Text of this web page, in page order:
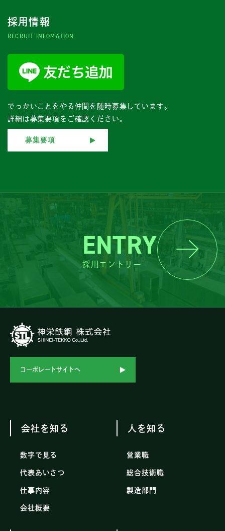
採用情報
RECRUIT INFOMATION
でっかいことをやる仲間を随時募集しています。
詳細は募集要項をご確認ください。
募集要項
ENTRY
採用エントリー
コーポレートサイトへ
会社を知る
数字で見る
代表あいさつ
仕事内容
会社概要
人を知る
営業職
総合技術職
製造部門